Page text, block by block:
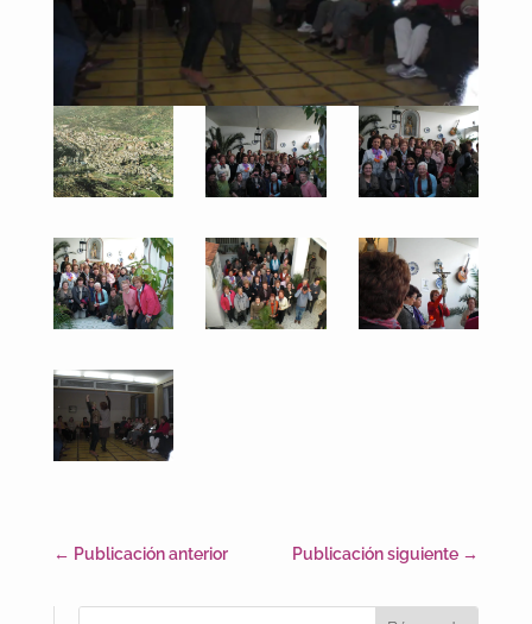
← Publicación anterior Publicación siguiente →